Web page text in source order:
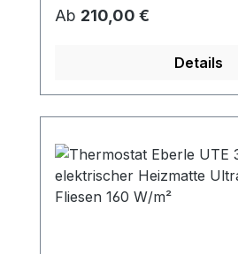
Regulärer Preis:
Ab 210,00 €
Details